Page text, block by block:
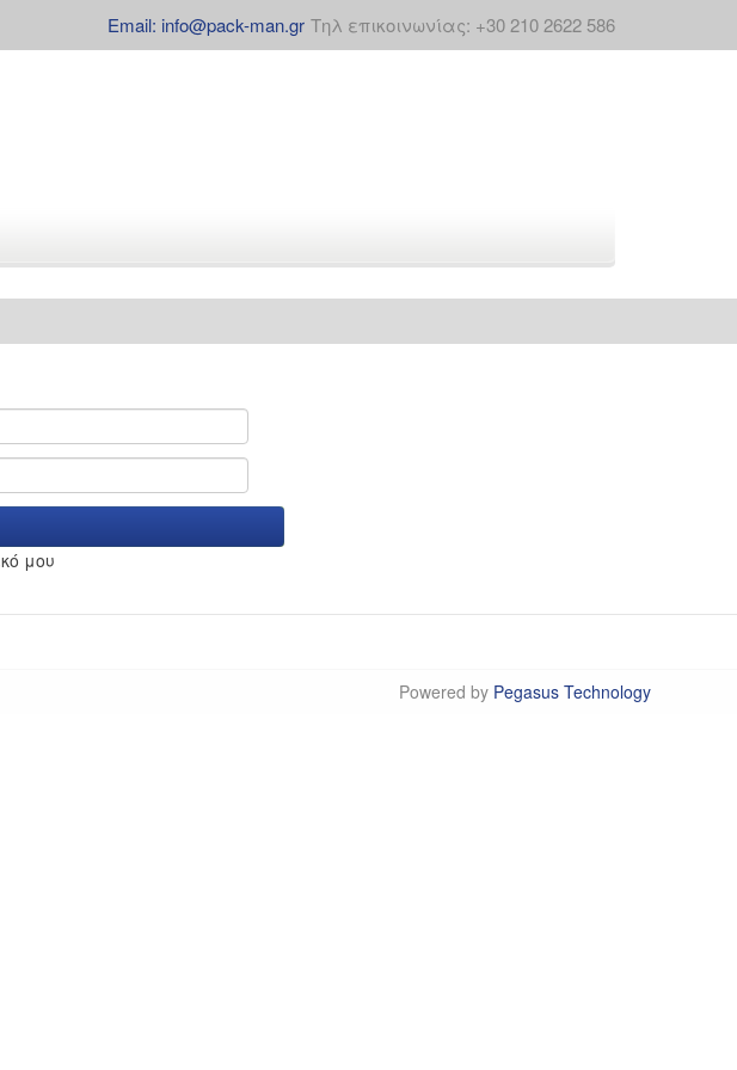
Email: info@pack-man.gr Τηλ επικοινωνίας: +30 210 2622 586
μου
Powered by Pegasus Technology